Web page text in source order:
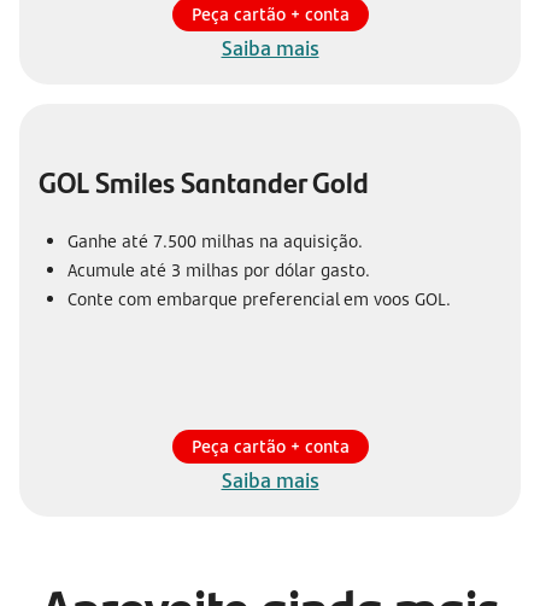
Peça cartão + conta
Saiba mais
GOL Smiles Santander Gold
Ganhe até 7.500 milhas na aquisição.
Acumule até 3 milhas por dólar gasto.
Conte com embarque preferencial em voos GOL.
Peça cartão + conta
Saiba mais